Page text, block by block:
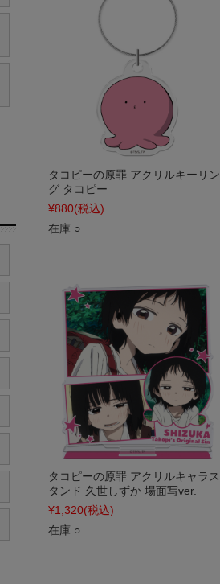
タコピーの原罪 アクリルキーリン
グ タコピー
¥880(税込)
在庫 ○
タコピーの原罪 アクリルキャラス
タンド 久世しずか 場面写ver.
¥1,320(税込)
在庫 ○